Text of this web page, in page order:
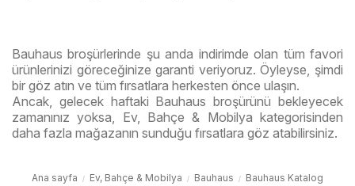
Bauhaus broşürlerinde şu anda indirimde olan tüm favori
ürünlerinizi göreceğinize garanti veriyoruz. Öyleyse, şimdi
bir göz atın ve tüm fırsatlara herkesten önce ulaşın.
Ancak, gelecek haftaki Bauhaus broşürünü bekleyecek
zamanınız yoksa, Ev, Bahçe & Mobilya kategorisinden
daha fazla mağazanın sunduğu fırsatlara göz atabilirsiniz.
Ana sayfa Ev, Bahçe & Mobilya Bauhaus Bauhaus Katalog